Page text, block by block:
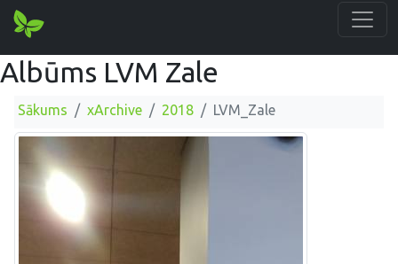
Albūms LVM Zale
Sākums xArchive 2018 LVM_Zale